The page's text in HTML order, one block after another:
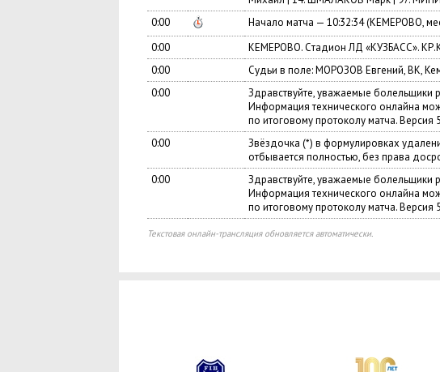
0:00
Начало матча — 10:32:34 (КЕМЕРОВО,
0:00
КЕМЕРОВО. Cтадион ЛД «КУЗБАСС».
0:00
Судьи в поле: МОРОЗОВ Евгений, ВК,
0:00
Здравствуйте, уважаемые болельщики
Информация технического онлайна
по итоговому протоколу матча. Версия
0:00
Звёздочка (*) в формулировках
отбывается полностью, без права
0:00
Здравствуйте, уважаемые болельщики
Информация технического онлайна
по итоговому протоколу матча. Версия
Текстовая онлайн-трансляция обновляется автоматически.